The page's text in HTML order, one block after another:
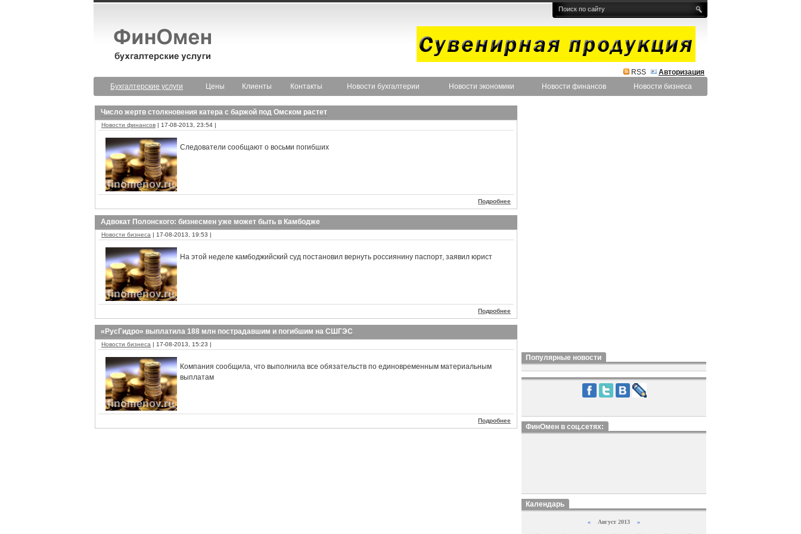
RSS
Авторизация
Бухгалтерские услуги
Цены Клиенты Контакты Новости бухгалтерии Новости экономики Новости финансов Новости бизнеса
Число жертв столкновения катера с баржой под Омском растет
Новости финансов | 17-08-2013, 23:54 |
Следователи сообщают о восьми погибших
Подробнее
Адвокат Полонского: бизнесмен уже может быть в Камбодже
Новости бизнеса | 17-08-2013, 19:53 |
На этой неделе камбоджийский суд постановил вернуть россиянину паспорт, заявил юрист
Подробнее
«РусГидро» выплатила 188 млн пострадавшим и погибшим на СШГЭС
Новости бизнеса | 17-08-2013, 15:23 |
Компания сообщила, что выполнила все обязательств по единовременным материальным
выплатам
Подробнее
Популярные новости
ФинОмен в соц.сетях:
Календарь
« Август 2013 »